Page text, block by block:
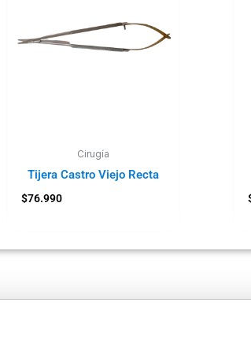
Cirugía
Tijera Castro Viejo Recta
$76.990